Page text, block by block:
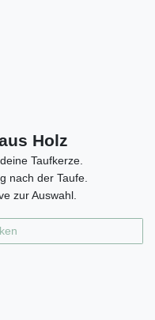
Holz
Taufkerze.
nach der Taufe.
zur Auswahl.